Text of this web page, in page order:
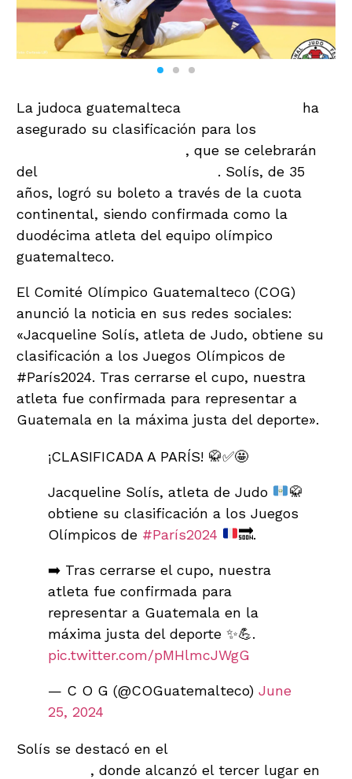
La judoca guatemalteca
ha
asegurado su clasificación para los
, que se celebrarán
del
. Solís, de 35
años, logró su boleto a través de la cuota
continental, siendo confirmada como la
duodécima atleta del equipo olímpico
guatemalteco.
El Comité Olímpico Guatemalteco (COG)
anunció la noticia en sus redes sociales:
«Jacqueline Solís, atleta de Judo, obtiene su
clasificación a los Juegos Olímpicos de
#París2024. Tras cerrarse el cupo, nuestra
atleta fue confirmada para representar a
Guatemala en la máxima justa del deporte».
¡CLASIFICADA A PARÍS! 🥋✅🤩
Jacqueline Solís, atleta de Judo
🥋
obtiene su clasificación a los Juegos
Olímpicos de #París2024 🔜.
➡️ Tras cerrarse el cupo, nuestra
atleta fue confirmada para
representar a Guatemala en la
máxima justa del deporte ✨💪.
pic.twitter.com/pMHlmcJWgG
— C O G (@COGuatemalteco) June
25, 2024
Solís se destacó en el
, donde alcanzó el tercer lugar en